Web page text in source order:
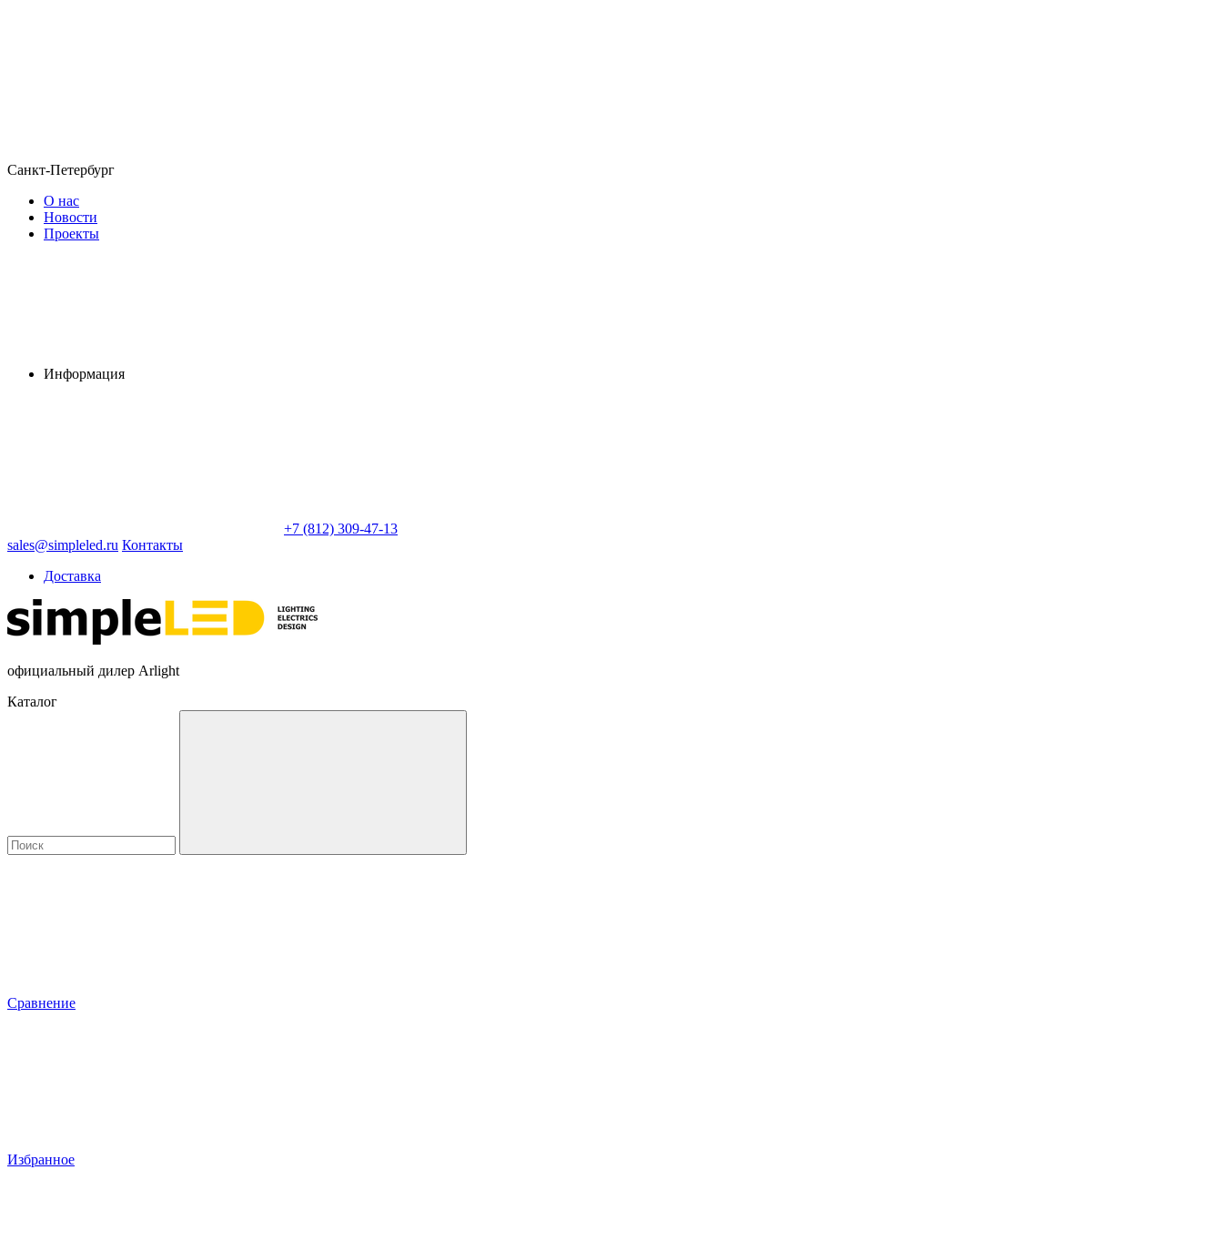
Санкт-Петербург
О нас
Новости
Проекты
Информация
+7 (812) 309-47-13
sales@simpleled.ru Контакты
Доставка
официальный дилер Arlight
Каталог
Сравнение
Избранное